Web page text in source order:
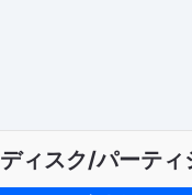
ディスク/パーティ